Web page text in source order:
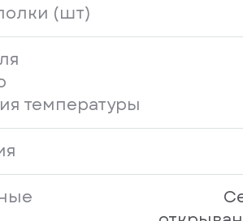
(шт)
температуры